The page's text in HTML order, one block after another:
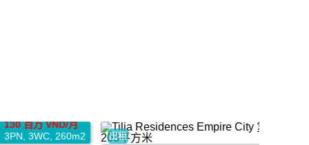
150 百万 VND/月
4WC 203m2
出租